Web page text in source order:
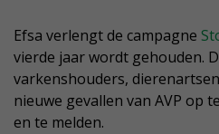
Efsa verlengt de campagne
vierde jaar wordt gehouden.
varkenshouders,
nieuwe gevallen van AVP op
en te melden.